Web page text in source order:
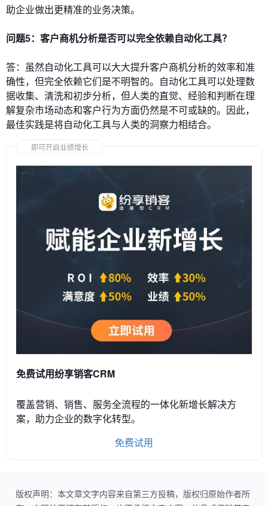
助企业做出更精准的业务决策。
问题5：客户商机分析是否可以完全依赖自动化工具？
答：虽然自动化工具可以大大提升客户商机分析的效率和准
确性，但完全依赖它们是不明智的。自动化工具可以处理数
据收集、清洗和初步分析，但人类的直觉、经验和判断在理
解复杂市场动态和客户行为方面仍然是不可或缺的。因此，
最佳实践是将自动化工具与人类的洞察力相结合。
即可开启业绩增长
免费试用纷享销客CRM
覆盖营销、销售、服务全流程的一体化新增长解决方
案，助力企业的数字化转型。
免费试用
版权声明：本文章文字内容来自第三方投稿，版权归原始作者所